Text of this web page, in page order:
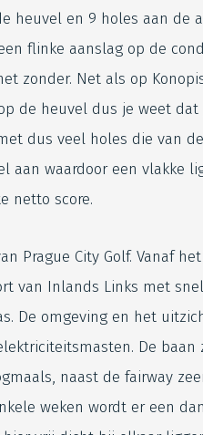
heuvel en 9 holes aan de
flinke aanslag op de
zonder. Net als op
de heuvel dus je weet
dus veel holes die van
aan waardoor een vlakke
netto score.
Prague City Golf. Vanaf
van Inlands Links met
De omgeving en het
De
naast de fairway
weken wordt er een